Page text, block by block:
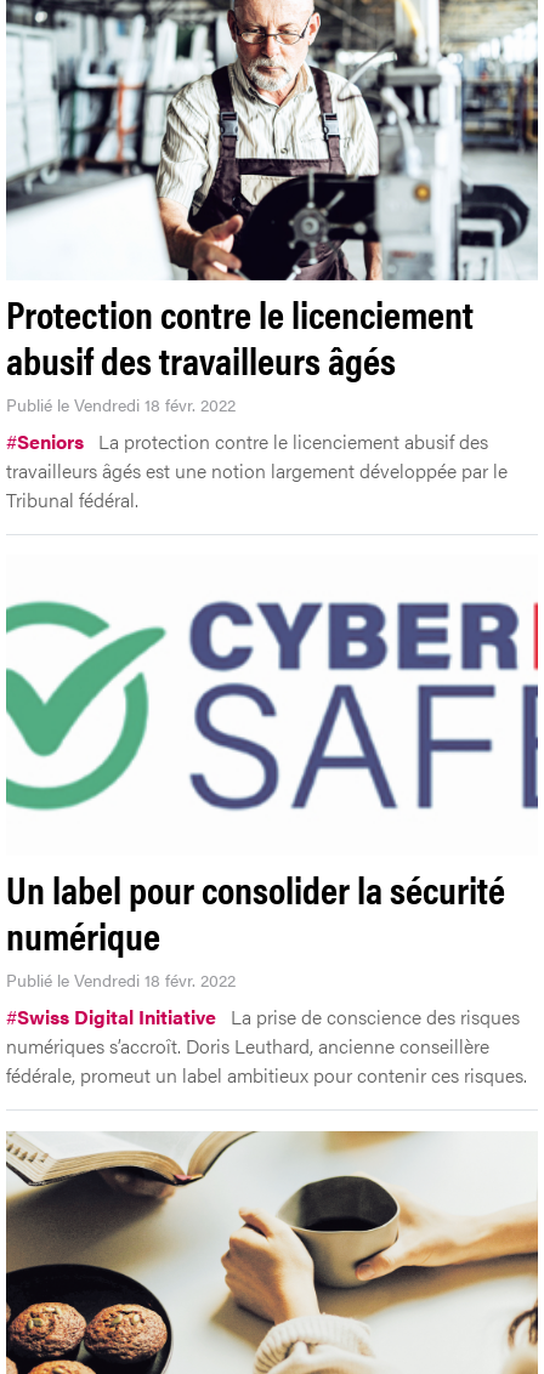
Protection contre le licenciement
abusif des travailleurs âgés
Publié le Vendredi 18 févr. 2022
#Seniors La protection contre le licenciement abusif des
travailleurs âgés est une notion largement développée par le
Tribunal fédéral.
Un label pour consolider la sécurité
numérique
Publié le Vendredi 18 févr. 2022
#Swiss Digital Initiative La prise de conscience des risques
numériques s’accroît. Doris Leuthard, ancienne conseillère
fédérale, promeut un label ambitieux pour contenir ces risques.